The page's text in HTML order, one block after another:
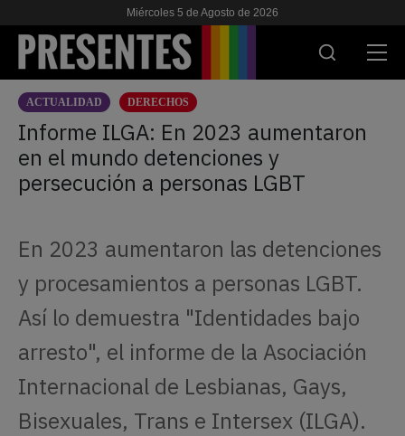
Miércoles 5 de Agosto de 2026
ACTUALIDAD
INVESTIGACIONES
VIH & SIDA
ESCUELA
NOSOTRES
ACTUALIDAD DERECHOS
Informe ILGA: En 2023 aumentaron
en el mundo detenciones y
persecución a personas LGBT
En 2023 aumentaron las detenciones
y procesamientos a personas LGBT.
Así lo demuestra "Identidades bajo
arresto", el informe de la Asociación
Internacional de Lesbianas, Gays,
Bisexuales, Trans e Intersex (ILGA).